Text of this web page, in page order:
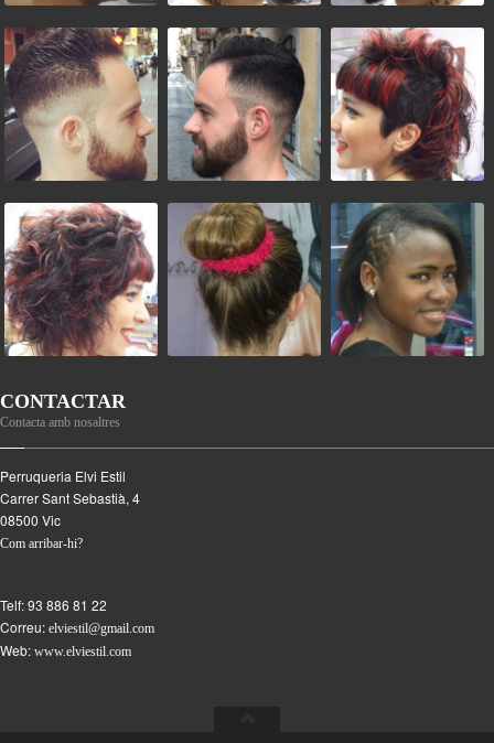
CONTACTAR
Contacta amb nosaltres
Perruqueria Elvi Estil
Carrer Sant Sebastià, 4
08500 Vic
Com arribar-hi?
Telf:93 886 81 22
Correu: elviestil@gmail.com
Web: www.elviestil.com